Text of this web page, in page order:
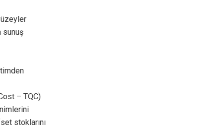
sunuş
– TQC)
stoklarını